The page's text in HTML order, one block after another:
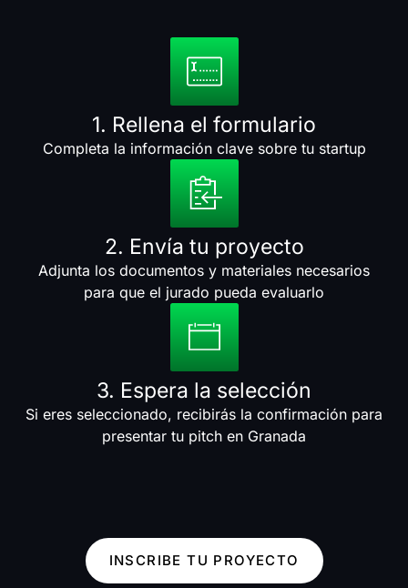
1. Rellena el formulario
Completa la información clave sobre tu startup
2. Envía tu proyecto
Adjunta los documentos y materiales necesarios
para que el jurado pueda evaluarlo
3. Espera la selección
Si eres seleccionado, recibirás la confirmación para
presentar tu pitch en Granada
INSCRIBE TU PROYECTO